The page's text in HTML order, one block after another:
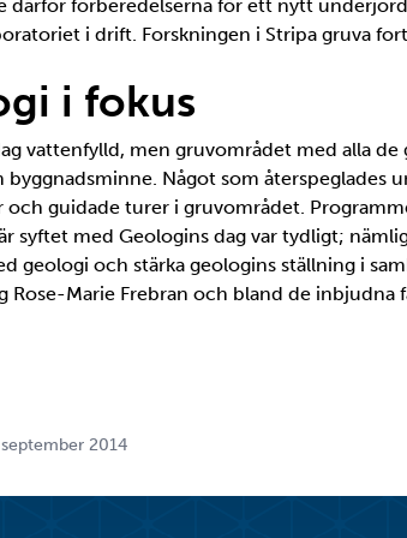
därför förberedelserna för ett nytt
i drift. Forskningen i Stripa gruva
i fokus
vattenfylld, men gruvområdet med alla
byggnadsminne. Något som återspeglades
och guidade turer i gruvområdet.
syftet med Geologins dag var tydligt;
geologi och stärka geologins ställning i
Rose-Marie Frebran och bland de
2014